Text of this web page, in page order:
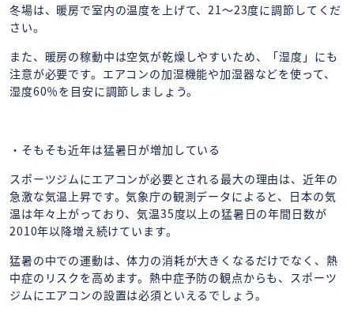
冬場は、暖房で室内の温度を上げて、21～23度に調節してくだ
さい。
また、暖房の稼動中は空気が乾燥しやすいため、「湿度」にも
注意が必要です。エアコンの加湿機能や加湿器などを使って、
湿度60％を目安に調節しましょう。
・そもそも近年は猛暑日が増加している
スポーツジムにエアコンが必要とされる最大の理由は、近年の
急激な気温上昇です。気象庁の観測データによると、日本の気
温は年々上がっており、気温35度以上の猛暑日の年間日数が
2010年以降増え続けています。
猛暑の中での運動は、体力の消耗が大きくなるだけでなく、熱
中症のリスクを高めます。熱中症予防の観点からも、スポーツ
ジムにエアコンの設置は必須といえるでしょう。